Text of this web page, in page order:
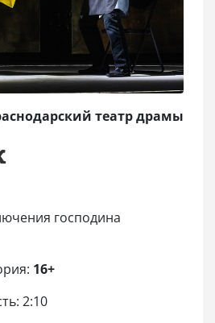
театр драмы
господина
16+
2:10